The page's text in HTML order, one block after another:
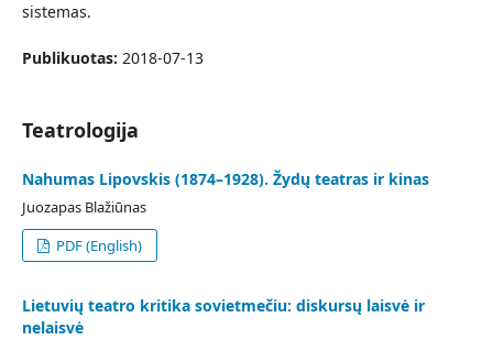
sistemas.
Publikuotas: 2018-07-13
Teatrologija
Nahumas Lipovskis (1874–1928). Žydų teatras ir kinas
Juozapas Blažiūnas
PDF (English)
Lietuvių teatro kritika sovietmečiu: diskursų laisvė ir
nelaisvė